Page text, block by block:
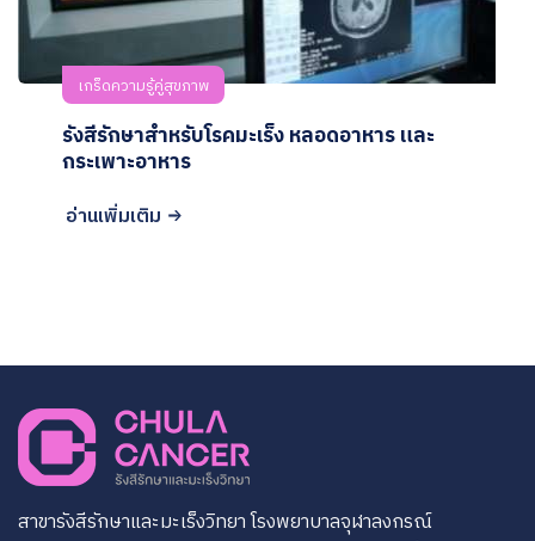
เกร็ดความรู้คู่สุขภาพ
รังสีรักษาสำหรับโรคมะเร็ง หลอดอาหาร และ
กระเพาะอาหาร
อ่านเพิ่มเติม
สาขารังสีรักษาและมะเร็งวิทยา โรงพยาบาลจุฬาลงกรณ์